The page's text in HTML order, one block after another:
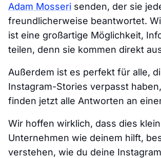
Adam Mosseri senden, der sie
freundlicherweise beantwortet.
ist eine großartige Möglichkeit,
teilen, denn sie kommen direkt
Außerdem ist es perfekt für alle,
Instagram-Stories verpasst
finden jetzt alle Antworten an
Wir hoffen wirklich, dass dies
Unternehmen wie deinem hilft,
verstehen, wie du deine